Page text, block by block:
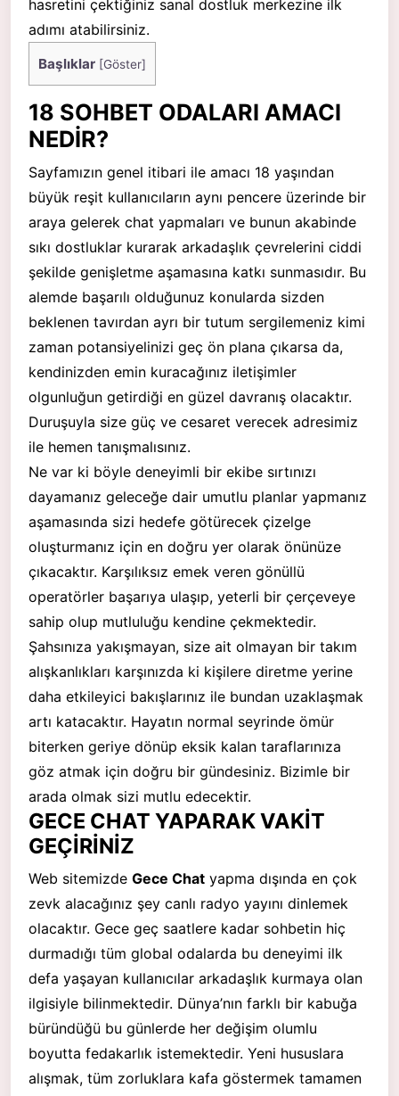
hasretini çektiğiniz sanal dostluk merkezine ilk
adımı atabilirsiniz.
Başlıklar [Göster]
18 SOHBET ODALARI AMACI
NEDİR?
Sayfamızın genel itibari ile amacı 18 yaşından
büyük reşit kullanıcıların aynı pencere üzerinde bir
araya gelerek chat yapmaları ve bunun akabinde
sıkı dostluklar kurarak arkadaşlık çevrelerini ciddi
şekilde genişletme aşamasına katkı sunmasıdır. Bu
alemde başarılı olduğunuz konularda sizden
beklenen tavırdan ayrı bir tutum sergilemeniz kimi
zaman potansiyelinizi geç ön plana çıkarsa da,
kendinizden emin kuracağınız iletişimler
olgunluğun getirdiği en güzel davranış olacaktır.
Duruşuyla size güç ve cesaret verecek adresimiz
ile hemen tanışmalısınız.
Ne var ki böyle deneyimli bir ekibe sırtınızı
dayamanız geleceğe dair umutlu planlar yapmanız
aşamasında sizi hedefe götürecek çizelge
oluşturmanız için en doğru yer olarak önünüze
çıkacaktır. Karşılıksız emek veren gönüllü
operatörler başarıya ulaşıp, yeterli bir çerçeveye
sahip olup mutluluğu kendine çekmektedir.
Şahsınıza yakışmayan, size ait olmayan bir takım
alışkanlıkları karşınızda ki kişilere diretme yerine
daha etkileyici bakışlarınız ile bundan uzaklaşmak
artı katacaktır. Hayatın normal seyrinde ömür
biterken geriye dönüp eksik kalan taraflarınıza
göz atmak için doğru bir gündesiniz. Bizimle bir
arada olmak sizi mutlu edecektir.
GECE CHAT YAPARAK VAKİT
GEÇİRİNİZ
Web sitemizde Gece Chat yapma dışında en çok
zevk alacağınız şey canlı radyo yayını dinlemek
olacaktır. Gece geç saatlere kadar sohbetin hiç
durmadığı tüm global odalarda bu deneyimi ilk
defa yaşayan kullanıcılar arkadaşlık kurmaya olan
ilgisiyle bilinmektedir. Dünya’nın farklı bir kabuğa
büründüğü bu günlerde her değişim olumlu
boyutta fedakarlık istemektedir. Yeni hususlara
alışmak, tüm zorluklara kafa göstermek tamamen